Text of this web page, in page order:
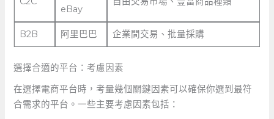
eBay
B2B 阿里巴巴 企業間交易、批量採購
選擇合適的平台：考慮因素
在選擇電商平台時，考量幾個關鍵因素可以確保你選到最符
合需求的平台。一些主要考慮因素包括：